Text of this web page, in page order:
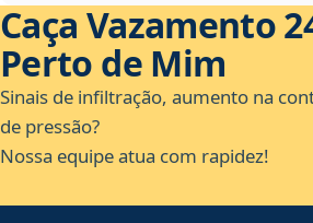
Caça Vazamento
Perto de Mim
Sinais de infiltração, aumento na
de pressão?
Nossa equipe atua com rapidez!